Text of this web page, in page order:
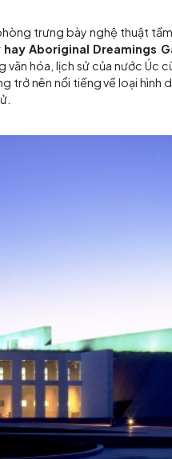
lớn và các phòng
Gallery hay
lại đời sống văn hóa,
đẹp này cũng trở nên
văn hóa, lịch sử.